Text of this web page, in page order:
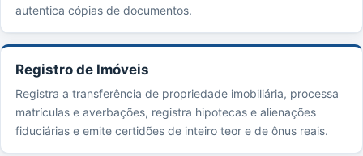
autentica cópias de documentos.
Registro de Imóveis
Registra a transferência de propriedade imobiliária, processa
matrículas e averbações, registra hipotecas e alienações
fiduciárias e emite certidões de inteiro teor e de ônus reais.